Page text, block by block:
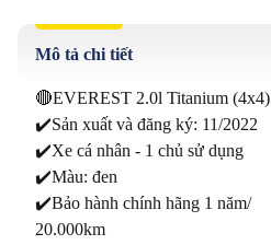
Mô tả chi tiết
🔴EVEREST 2.0l Titanium (4x4)
✔️Sản xuất và đăng ký: 11/2022
✔️Xe cá nhân - 1 chủ sử dụng
✔️Màu: đen
✔️Bảo hành chính hãng 1 năm/
20.000km